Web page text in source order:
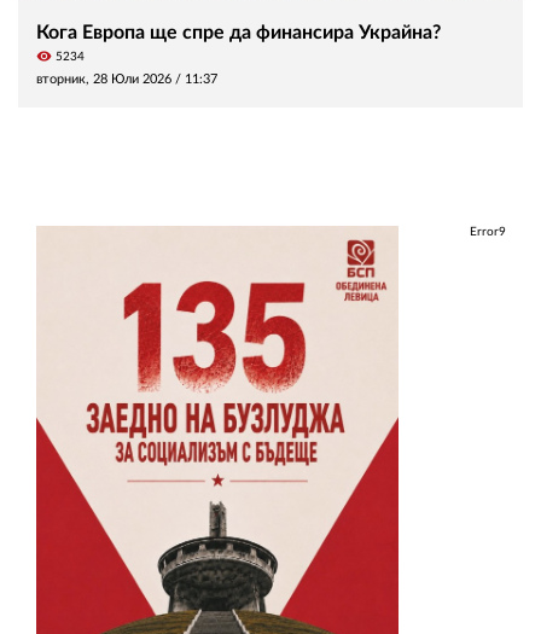
Кога Европа ще спре да финансира Украйна?
visibility 5234
вторник, 28 Юли 2026 / 11:37
Error9